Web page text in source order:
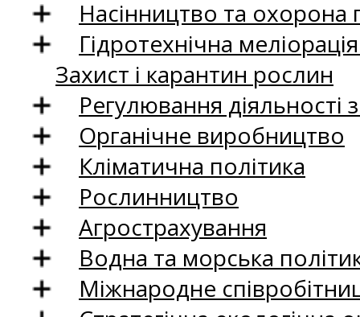
Насінництво та
Гідротехнічна
Захист і карантин рослин
Регулювання
Органічне виробництво
Кліматична політика
Рослинництво
Агрострахування
Водна та морська
Міжнародне